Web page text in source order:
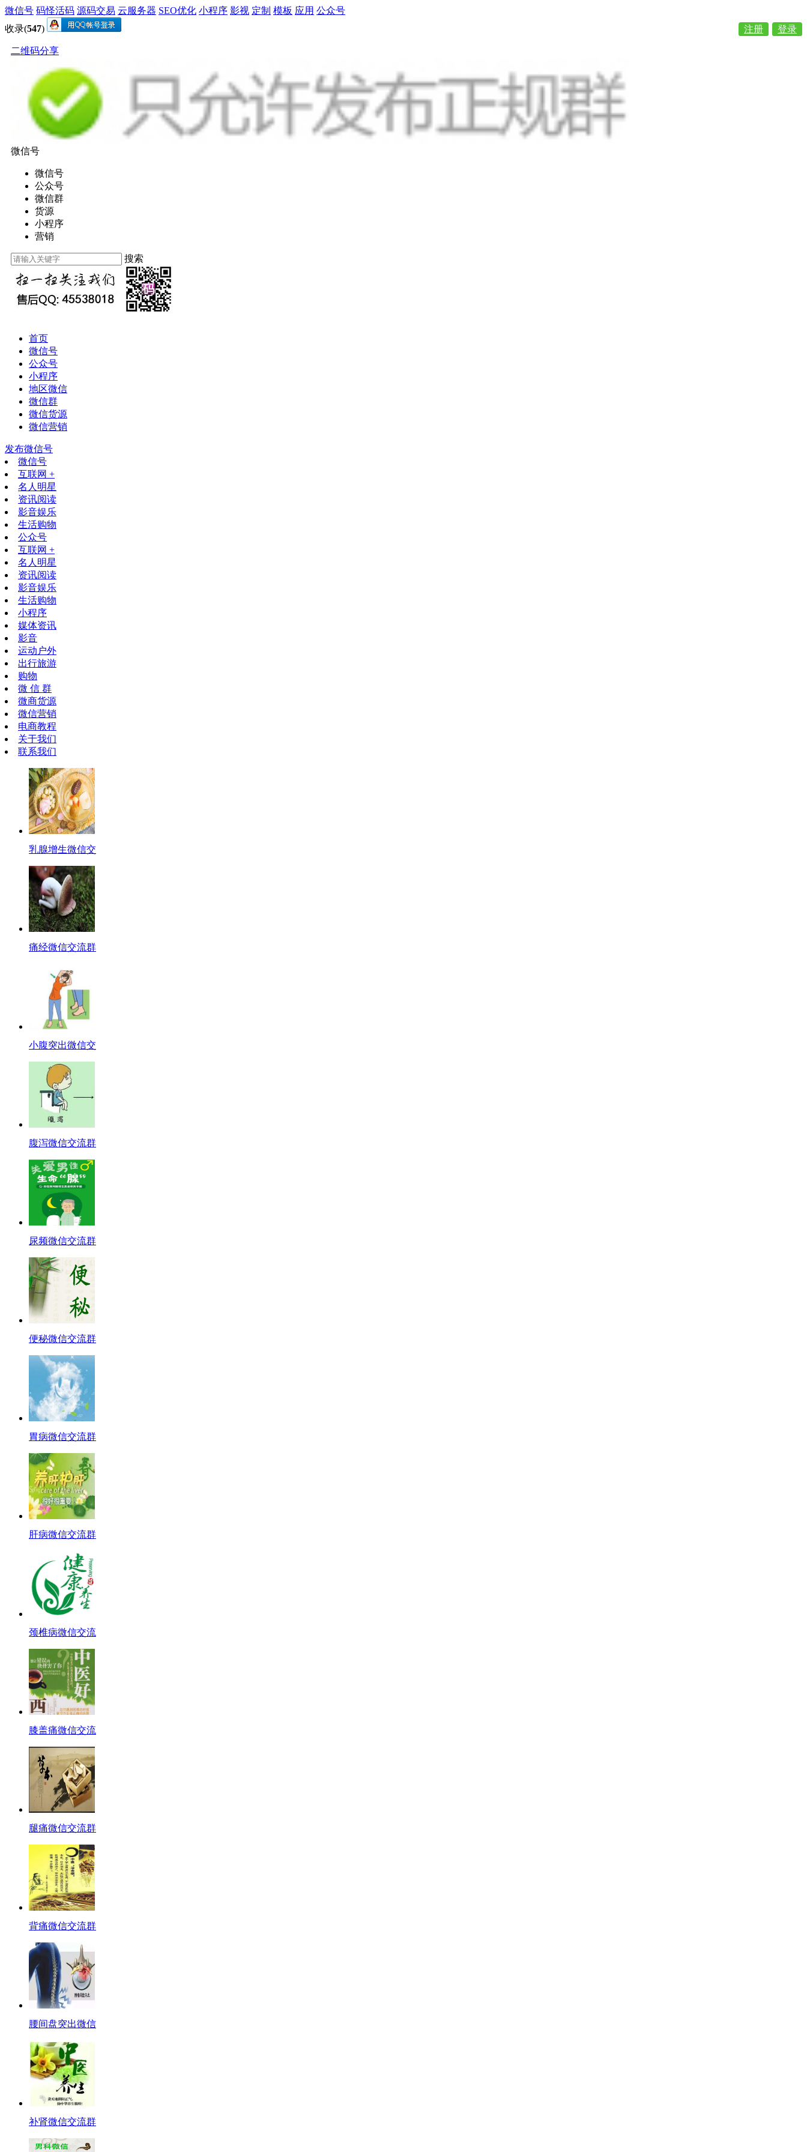
微信号 码怪活码 源码交易 云服务器 SEO优化 小程序 影视 定制 模板 应用 公众号
收录(547) 登录
注册
二维码分享
微信号
微信号
公众号
微信群
货源
小程序
营销
搜索
首页
微信号
公众号
小程序
地区微信
微信群
微信货源
微信营销
发布微信号
微信号
互联网 +
名人明星
资讯阅读
影音娱乐
生活购物
公众号
互联网 +
名人明星
资讯阅读
影音娱乐
生活购物
小程序
媒体资讯
影音
运动户外
出行旅游
购物
微 信 群
微商货源
微信营销
电商教程
关于我们
联系我们
乳腺增生微信交
痛经微信交流群
小腹突出微信交
腹泻微信交流群
尿频微信交流群
便秘微信交流群
胃病微信交流群
肝病微信交流群
颈椎病微信交流
膝盖痛微信交流
腿痛微信交流群
背痛微信交流群
腰间盘突出微信
补肾微信交流群